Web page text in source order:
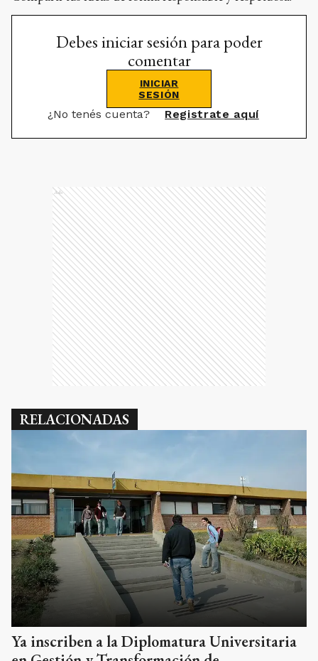
Debes iniciar sesión para poder
comentar
SESIÓN
¿No tenés cuenta? Registrate aquí
RELACIONADAS
Ya inscriben a la Diplomatura Universitaria
en Gestión y Transformación de
Organizaciones de Salud